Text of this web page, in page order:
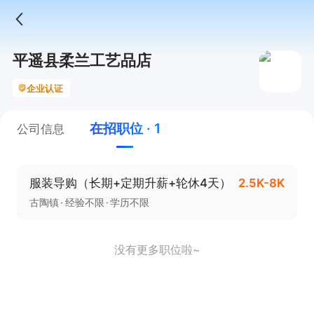
平遥县柔兰工艺品店
企业认证
公司信息 在招职位 · 1
服装导购（长期+定期升薪+轮休4天） 2.5K-8K
古陶镇 经验不限 学历不限
没有更多职位啦~